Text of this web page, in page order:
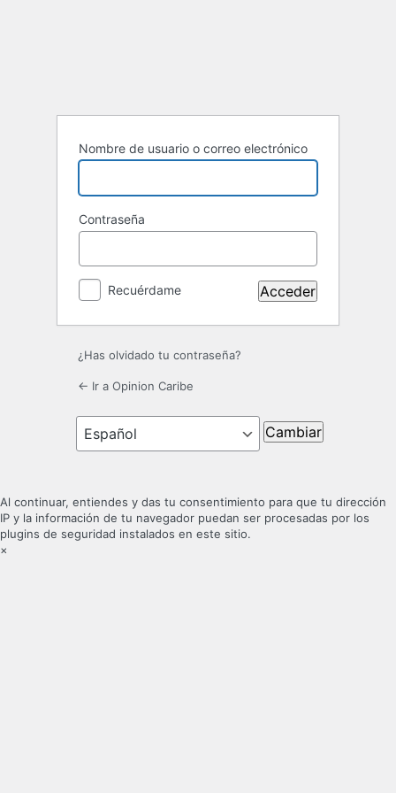
Nombre de usuario o correo electrónico
Contraseña
Recuérdame
¿Has olvidado tu contraseña?
← Ir a Opinion Caribe
Idioma
Al continuar, entiendes y das tu consentimiento para que tu dirección
IP y la información de tu navegador puedan ser procesadas por los
plugins de seguridad instalados en este sitio.
×